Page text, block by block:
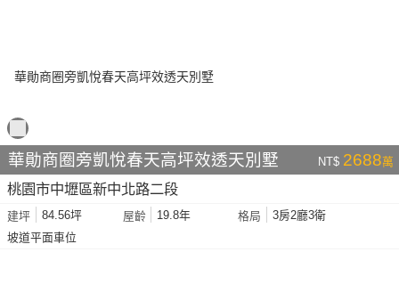
華勛商圈旁凱悅春天高坪效透天別墅 NT$ 2688萬
桃園市中壢區新中北路二段
建坪 84.56坪 屋齡 19.8年 格局
3房2廳3衛
坡道平面車位